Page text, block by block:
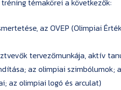
témakörei a következők:
az OVEP (Olimpiai
tervezőmunkája, aktív
az olimpiai szimbólumok;
az olimpiai logó és arculat)